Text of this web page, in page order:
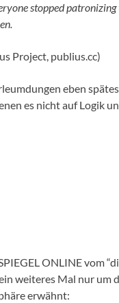
stopped
Project, publius.cc)
eben
es nicht auf Logik
ONLINE vom
weiteres Mal nur
erwähnt: